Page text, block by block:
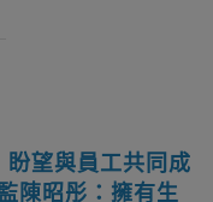
盼望與員工共同成
陳昭彤：擁有生